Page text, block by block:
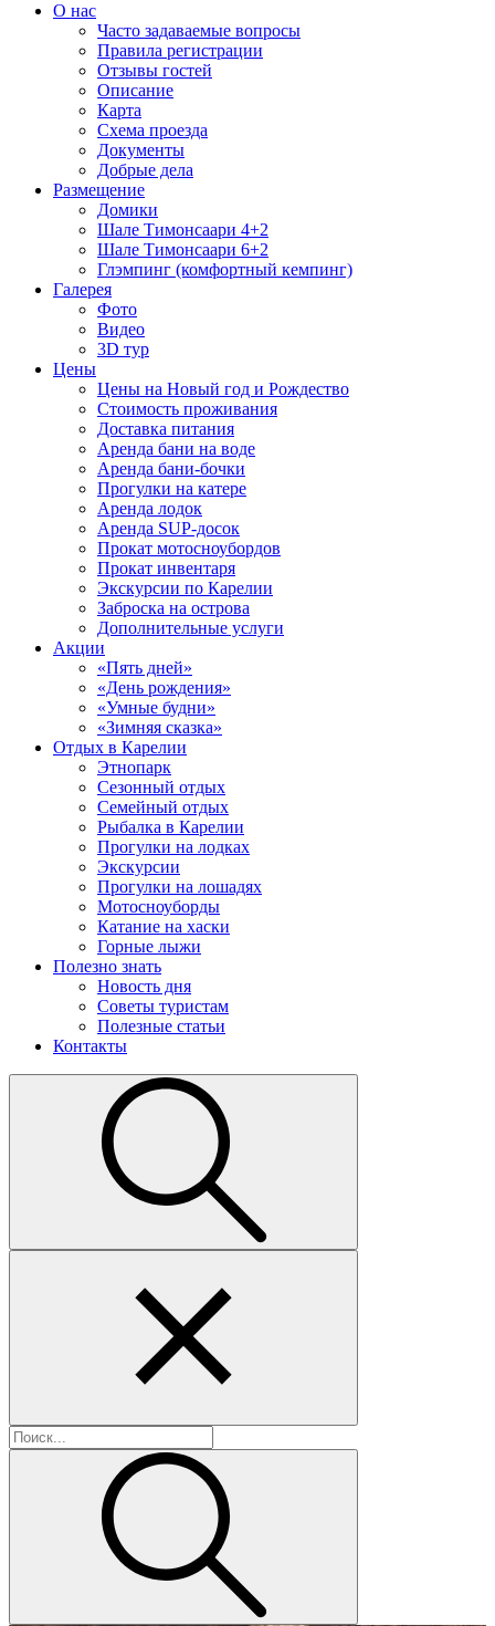
О нас
Часто задаваемые вопросы
Правила регистрации
Отзывы гостей
Описание
Карта
Схема проезда
Документы
Добрые дела
Размещение
Домики
Шале Тимонсаари 4+2
Шале Тимонсаари 6+2
Глэмпинг (комфортный кемпинг)
Галерея
Фото
Видео
3D тур
Цены
Цены на Новый год и Рождество
Стоимость проживания
Доставка питания
Аренда бани на воде
Аренда бани-бочки
Прогулки на катере
Аренда лодок
Аренда SUP-досок
Прокат мотосноубордов
Прокат инвентаря
Экскурсии по Карелии
Заброска на острова
Дополнительные услуги
Акции
«Пять дней»
«День рождения»
«Умные будни»
«Зимняя сказка»
Отдых в Карелии
Этнопарк
Сезонный отдых
Семейный отдых
Рыбалка в Карелии
Прогулки на лодках
Экскурсии
Прогулки на лошадях
Мотосноуборды
Катание на хаски
Горные лыжи
Полезно знать
Новость дня
Советы туристам
Полезные статьи
Контакты